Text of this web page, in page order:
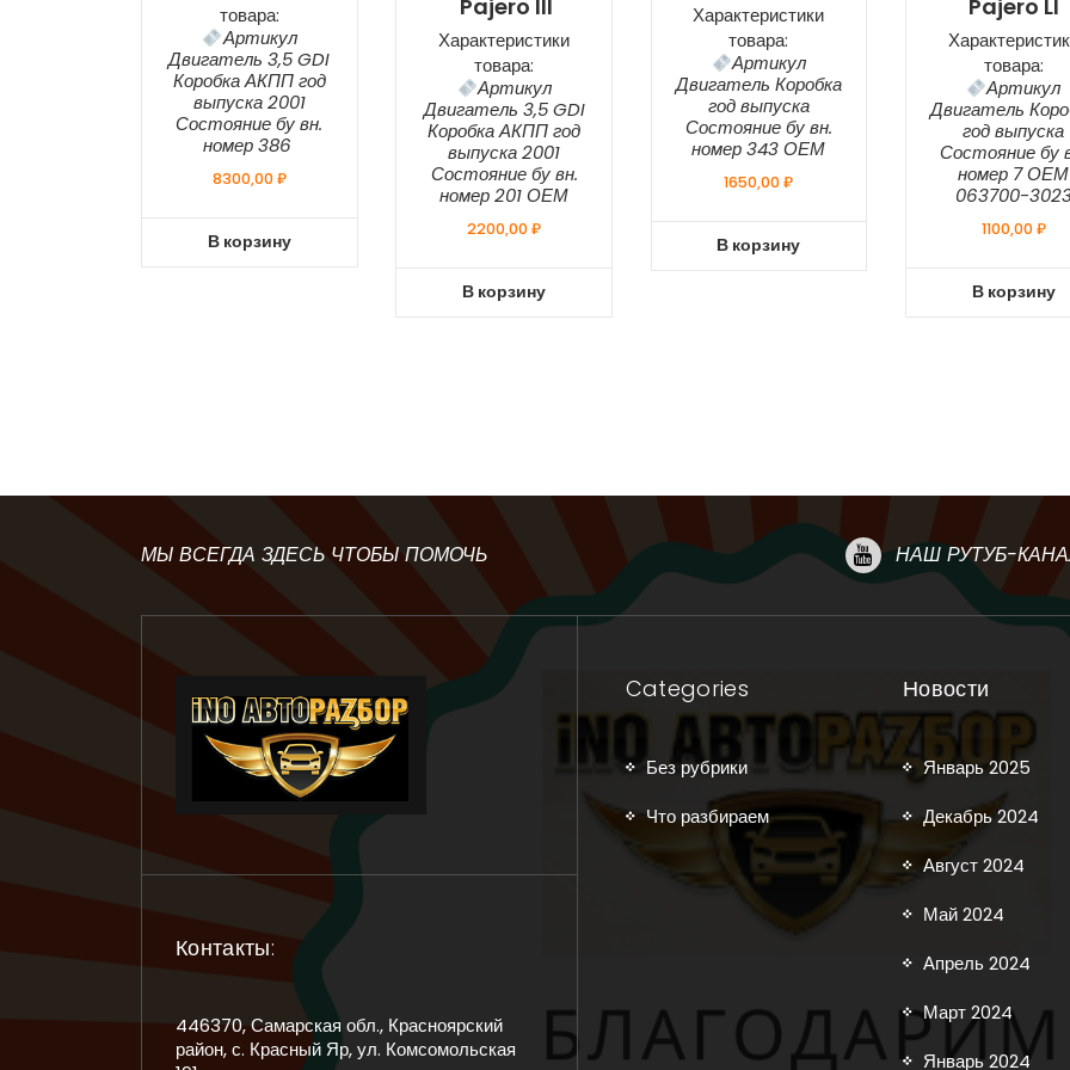
товара:
Артикул
Двигатель 3,5 GDI
Коробка АКПП год
выпуска 2001
Состояние бу вн.
номер 386
8300,00₽
В корзину
Pajero III
Характеристики
товара:
Артикул
Двигатель 3,5 GDI
Коробка АКПП год
выпуска 2001
Состояние бу вн.
номер 201 ОЕМ
2200,00₽
В корзину
Характеристики
товара:
Артикул
Двигатель Коробка
год выпуска
Состояние бу вн.
номер 343 ОЕМ
1650,00₽
В корзину
Pajero Ll
товара:
Артикул
Двигатель
год выпуска
Состояние бу
номер 7 ОЕМ
063700-
1100,00₽
В корзину
МЫ ВСЕГДА ЗДЕСЬ ЧТОБЫ ПОМОЧЬ НАШ РУТУБ-
Контакты:
446370, Самарская обл., Красноярский
район, с. Красный Яр, ул. Комсомольская
Categories
Без рубрики
Что разбираем
Новости
Январь 2025
Декабрь 2024
Август 2024
Май 2024
Апрель 2024
Март 2024
Январь 2024